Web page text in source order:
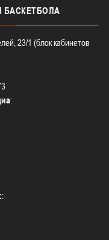
БАСКЕТБОЛА
23/1 (блок кабинетов
:
: